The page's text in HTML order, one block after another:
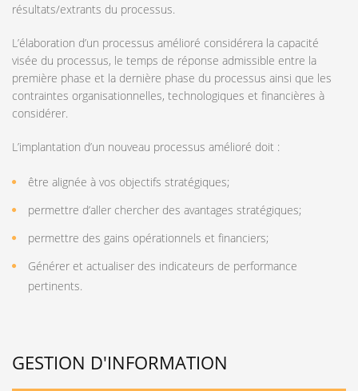
résultats/extrants du processus.
L’élaboration d’un processus amélioré considérera la capacité
visée du processus, le temps de réponse admissible entre la
première phase et la dernière phase du processus ainsi que les
contraintes organisationnelles, technologiques et financières à
considérer.
L’implantation d’un nouveau processus amélioré doit :
être alignée à vos objectifs stratégiques;
permettre d’aller chercher des avantages stratégiques;
permettre des gains opérationnels et financiers;
Générer et actualiser des indicateurs de performance
pertinents.
GESTION D'INFORMATION